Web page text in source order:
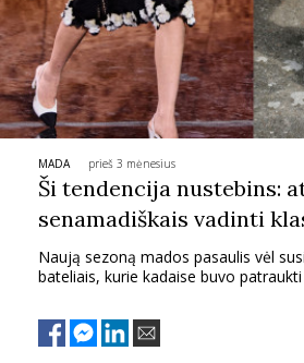
MADA prieš 3 mėnesius
Ši tendencija nustebins:
senamadiškais vadinti
Naują sezoną mados pasaulis vėl
bateliais, kurie kadaise buvo